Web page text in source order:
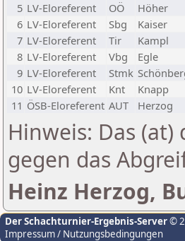
5 LV-Eloreferent OÖ Höher
6 LV-Eloreferent Sbg Kaiser
7 LV-Eloreferent Tir Kampl
8 LV-Eloreferent Vbg Egle
9 LV-Eloreferent Stmk
10 LV-Eloreferent Knt Knapp
11 ÖSB-Eloreferent AUT Herzog
Hinweis: Das (at)
gegen das
Heinz Herzog,
Der Schachturnier-Ergebnis-Server©
Impressum / Nutzungsbedingungen